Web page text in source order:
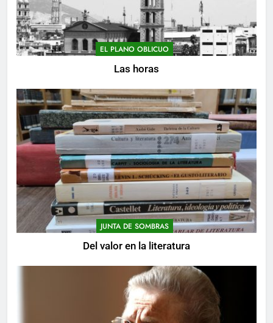
EL PLANO OBLICUO
Las horas
JUNTA DE SOMBRAS
Del valor en la literatura